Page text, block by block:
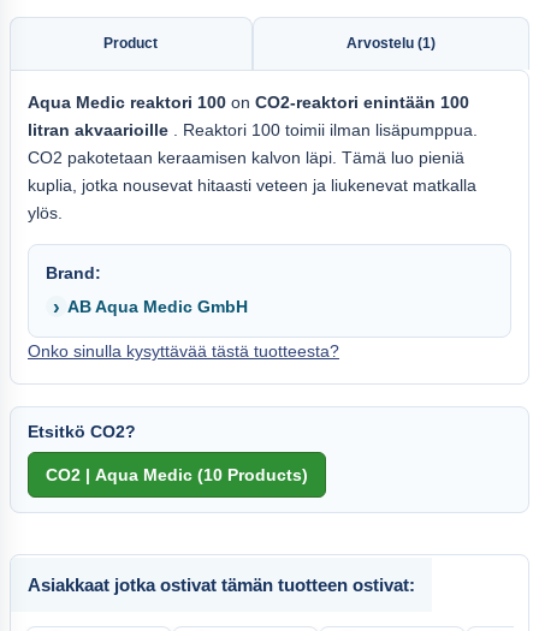
Product Arvostelu (1)
Aqua Medic reaktori 100 on CO2-reaktori enintään 100
litran akvaarioille . Reaktori 100 toimii ilman lisäpumppua.
CO2 pakotetaan keraamisen kalvon läpi. Tämä luo pieniä
kuplia, jotka nousevat hitaasti veteen ja liukenevat matkalla
ylös.
Brand:
AB Aqua Medic GmbH
Onko sinulla kysyttävää tästä tuotteesta?
Etsitkö CO2?
Asiakkaat jotka ostivat tämän tuotteen ostivat: